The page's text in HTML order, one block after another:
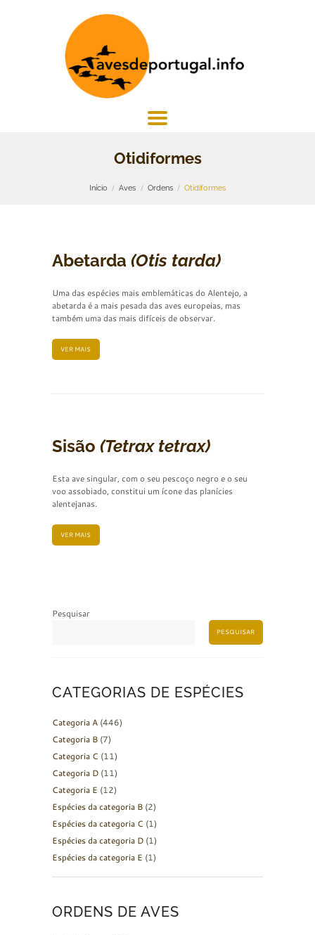
Otidiformes
Início Aves Ordens Otidiformes
Abetarda (Otis tarda)
Uma das espécies mais emblemáticas do Alentejo, a
abetarda é a mais pesada das aves europeias, mas
também uma das mais difíceis de observar.
VER MAIS
Sisão (Tetrax tetrax)
Esta ave singular, com o seu pescoço negro e o seu
voo assobiado, constitui um ícone das planícies
alentejanas.
VER MAIS
Pesquisar
PESQUISAR
CATEGORIAS DE ESPÉCIES
Categoria A (446)
Categoria B (7)
Categoria C (11)
Categoria D (11)
Categoria E (12)
Espécies da categoria B (2)
Espécies da categoria C (1)
Espécies da categoria D (1)
Espécies da categoria E (1)
ORDENS DE AVES